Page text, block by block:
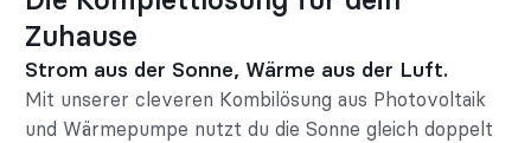
Zuhause
Strom aus der Sonne, Wärme aus der Luft.
Mit unserer cleveren Kombilösung aus Photovoltaik
und Wärmepumpe nutzt du die Sonne gleich doppelt